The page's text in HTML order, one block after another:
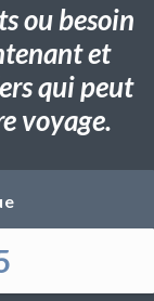
ou besoin
et
qui peut
voyage.